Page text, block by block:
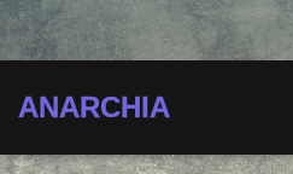
ANARCHIA